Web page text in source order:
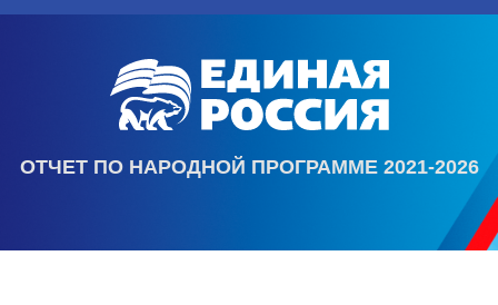
ОТЧЕТ ПО НАРОДНОЙ ПРОГРАММЕ 2021-2026